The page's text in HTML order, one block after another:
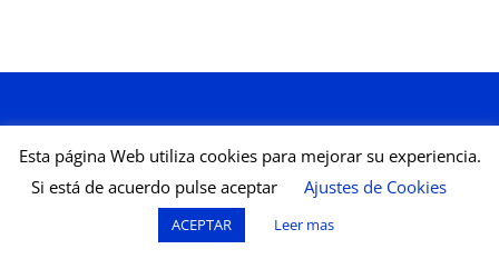
Aviso legal Política de Cookies
All Rights Reserved © 2025 - 2026, Petit Monde Français
Esta página Web utiliza cookies para mejorar su experiencia.
Si está de acuerdo pulse aceptar
Ajustes de Cookies
ACEPTAR Leer mas